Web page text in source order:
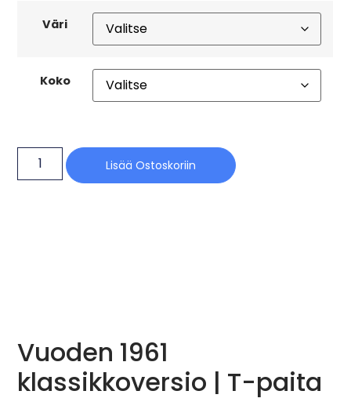
Väri
Koko
Lisää Ostoskoriin
Vuoden 1961
klassikkoversio | T-paita